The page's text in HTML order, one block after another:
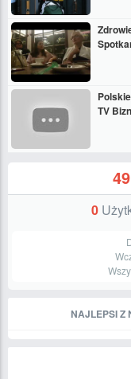
TV
49
0
NAJLEPSI Z